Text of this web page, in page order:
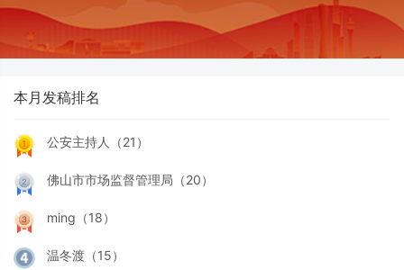
本月发稿排名
公安主持人（21）
佛山市市场监督管理局（20）
ming（18）
温冬渡（15）